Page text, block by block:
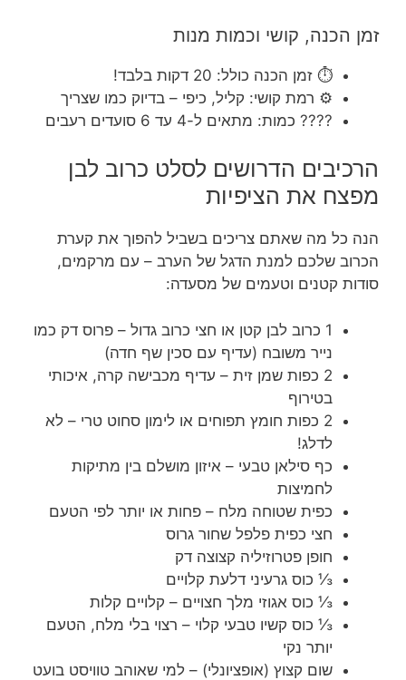
זמן הכנה, קושי וכמות מנות
⏱️ זמן הכנה כולל: 20 דקות בלבד!
⚙️ רמת קושי: קליל, כיפי – בדיוק כמו שצריך
???? כמות: מתאים ל-4 עד 6 סועדים רעבים
הרכיבים הדרושים לסלט כרוב לבן
מפצח את הציפיות
הנה כל מה שאתם צריכים בשביל להפוך את קערת
הכרוב שלכם למנת הדגל של הערב – עם מרקמים,
סודות קטנים וטעמים של מסעדה:
1 כרוב לבן קטן או חצי כרוב גדול – פרוס דק כמו
נייר משובח (עדיף עם סכין שף חדה)
2 כפות שמן זית – עדיף מכבישה קרה, איכותי
בטירוף
2 כפות חומץ תפוחים או לימון סחוט טרי – לא
לדלג!
כף סילאן טבעי – איזון מושלם בין מתיקות
לחמיצות
כפית שטוחה מלח – פחות או יותר לפי הטעם
חצי כפית פלפל שחור גרוס
חופן פטרוזיליה קצוצה דק
⅓ כוס גרעיני דלעת קלויים
⅓ כוס אגוזי מלך חצויים – קלויים קלות
⅓ כוס קשיו טבעי קלוי – רצוי בלי מלח, הטעם
יותר נקי
שום קצוץ (אופציונלי) – למי שאוהב טוויסט בועט